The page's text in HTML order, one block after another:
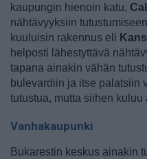
kaupungin hienoin katu,
nähtävyyksiin
kuuluisin rakennus eli
helposti lähestyttävä
tapana ainakin vähän
bulevardiin ja itse palatsiin
tutustua, mutta siihen kuluu
Vanhakaupunki
Bukarestin keskus ainakin